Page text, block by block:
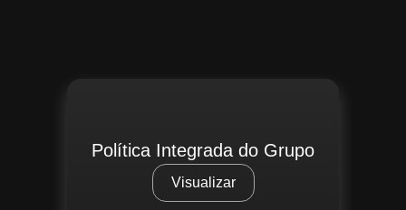
Política Integrada do Grupo
Visualizar